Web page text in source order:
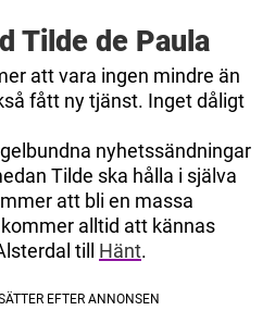
Tilde de Paula
att vara ingen mindre än
fått ny tjänst. Inget dåligt
nyhetssändningar
Tilde ska hålla i själva
att bli en massa
alltid att kännas
till Hänt.